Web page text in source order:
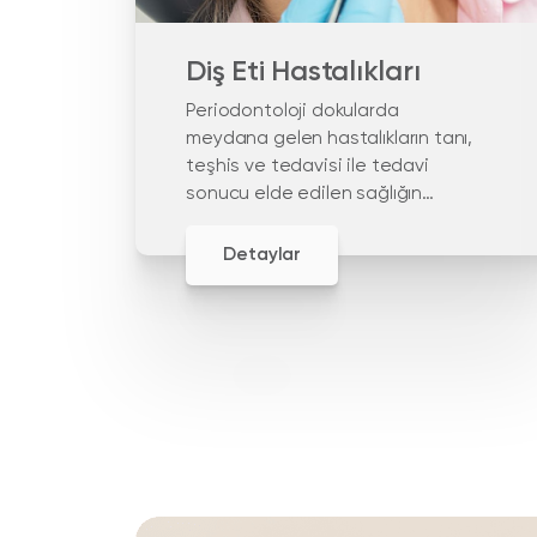
Diş Eti Hastalıkları
Periodontoloji dokularda
meydana gelen hastalıkların tanı,
teşhis ve tedavisi ile tedavi
sonucu elde edilen sağlığın
Detaylar